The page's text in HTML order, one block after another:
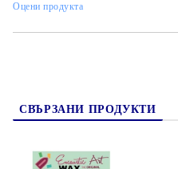
Оцени продукта
СВЪРЗАНИ ПРОДУКТИ